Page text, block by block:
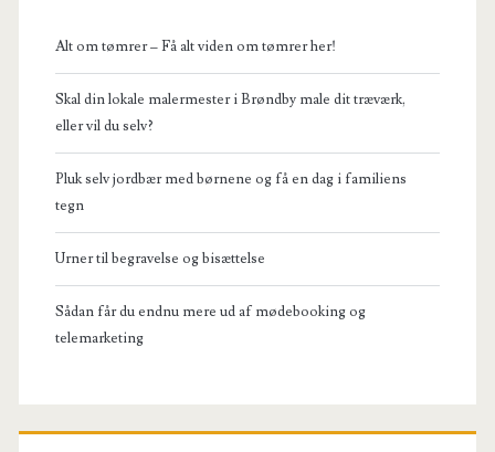
Alt om tømrer – Få alt viden om tømrer her!
Skal din lokale malermester i Brøndby male dit træværk,
eller vil du selv?
Pluk selv jordbær med børnene og få en dag i familiens
tegn
Urner til begravelse og bisættelse
Sådan får du endnu mere ud af mødebooking og
telemarketing